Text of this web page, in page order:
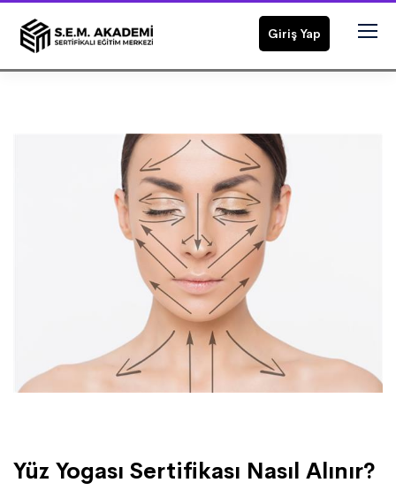
Giriş Yap
Yüz Yogası Sertifikası Nasıl Alınır?